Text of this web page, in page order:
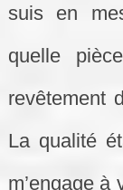
suis en
quelle
revêtement
La qualité
m’engage à